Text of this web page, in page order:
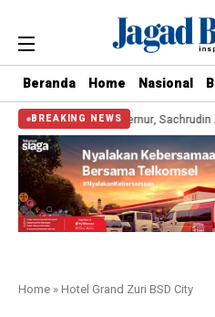
Beranda Home Nasional
BREAKING NEWS
Bersama Gubernur, Sachrudin Ajak
Home »Hotel Grand Zuri BSD City